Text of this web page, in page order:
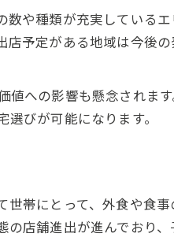
える影響
新しい選択肢
帯の判断軸
係性を探る
にどう役立つか
や種類が充実している
予定がある地域は今後
への影響も懸念されま
びが可能になります。
帯にとって、外食や食
店舗進出が進んでおり